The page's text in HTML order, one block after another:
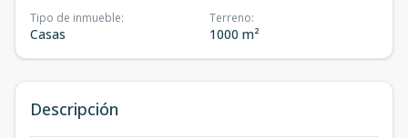
Tipo de inmueble:
Casas
Terreno:
1000 m²
Descripción